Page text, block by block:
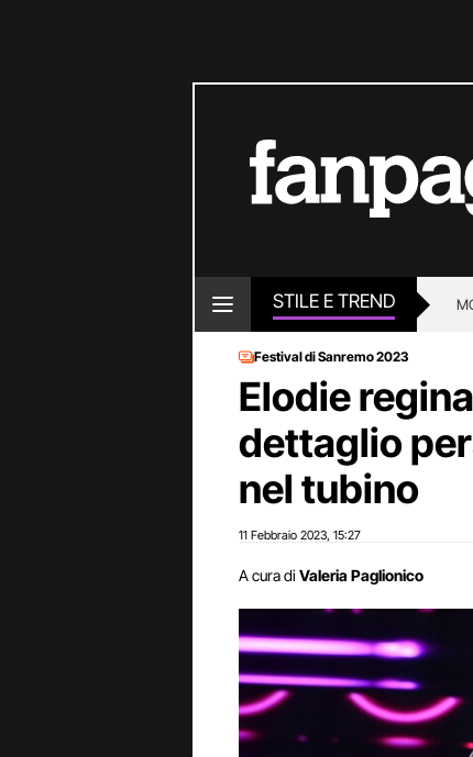
STILE E TREND
Festival di Sanremo 2023
Elodie
dettaglio
nel tubino
11 Febbraio 2023 15:27
A cura di Valeria Paglionico